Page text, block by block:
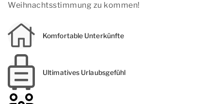
Weihnachtsstimmung zu kommen!
Komfortable Unterkünfte
Ultimatives Urlaubsgefühl